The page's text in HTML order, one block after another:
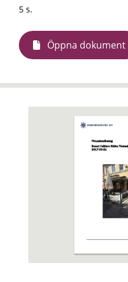
5 s.
Öppna dokument